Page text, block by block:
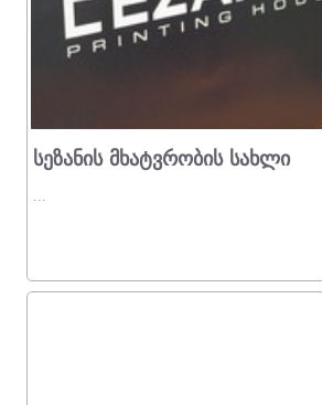
Სეზანის Მხატვრობის Სახლი
...